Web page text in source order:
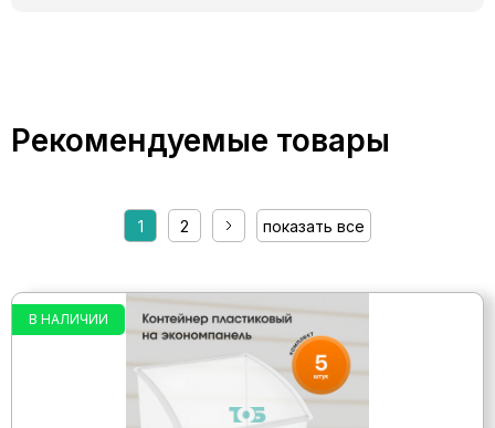
Рекомендуемые товары
1 2 показать все
В НАЛИЧИИ